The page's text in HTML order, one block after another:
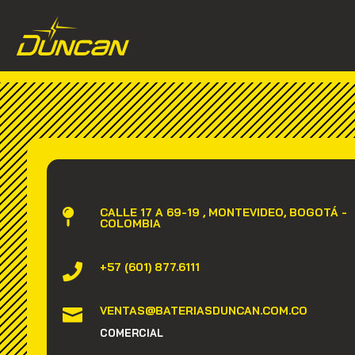
 CALLE 17 A 69-19 , MONTEVIDEO, BOGOTÁ -
COLOMBIA
 +57 (601) 877.6111
 VENTAS@BATERIASDUNCAN.COM.CO
COMERCIAL